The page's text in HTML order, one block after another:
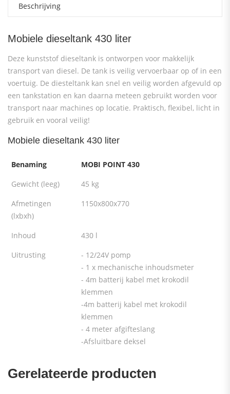
Beschrijving
Mobiele dieseltank 430 liter
Deze kunststof dieseltank is ontworpen voor makkelijk
transport van diesel. De tank is veilig vervoerbaar op of in een
voertuig. De diesteltank kan snel en veilig worden afgevuld op
een tankstation en kan daarna meteen gebruikt worden voor
transport naar machines op locatie. Praktisch, flexibel, licht in
gebruik en vooral veilig!
Mobiele dieseltank 430 liter
Benaming
MOBI POINT 430
Gewicht (leeg)
45 kg
Afmetingen
(lxbxh)
1150x800x770
Inhoud
430 l
Uitrusting
- 12/24V pomp
- 1 x mechanische inhoudsmeter
- 4m batterij kabel met krokodil
klemmen
-4m batterij kabel met krokodil
klemmen
- 4 meter afgifteslang
-Afsluitbare deksel
Gerelateerde producten